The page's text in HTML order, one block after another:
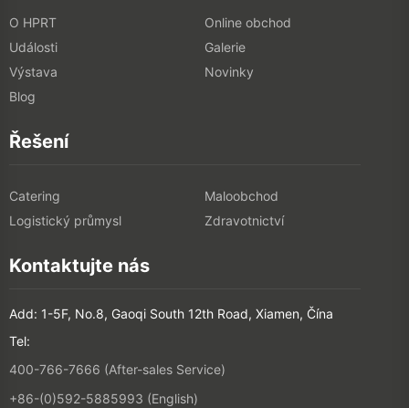
O HPRT
Online obchod
Události
Galerie
Výstava
Novinky
Blog
Řešení
Catering
Maloobchod
Logistický průmysl
Zdravotnictví
Kontaktujte nás
Add: 1-5F, No.8, Gaoqi South 12th Road, Xiamen, Čína
Tel:
400-766-7666 (After-sales Service)
+86-(0)592-5885993 (English)